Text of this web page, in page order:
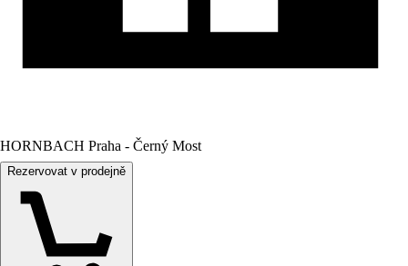
HORNBACH Praha - Černý Most
Rezervovat v prodejně